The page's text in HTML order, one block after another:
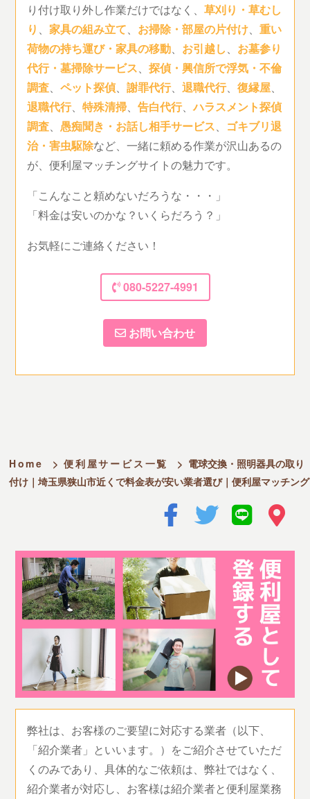
り付け取り外し作業だけではなく、草刈り・草むし
り 、家具の組み立て、 お掃除・部屋の片付け、重い
荷物の持ち運び・家具の移動、 お引越し、 お墓参り
代行・墓掃除サービス、探偵・興信所で浮気・不倫
調査、ペット探偵、謝罪代行、退職代行、復縁屋、
退職代行、特殊清掃、告白代行、ハラスメント探偵
調査、愚痴聞き・お話し相手サービス、 ゴキブリ退
治・害虫駆除など、一緒に頼める作業が沢山あるの
が、便利屋マッチングサイトの魅力です。
「こんなこと頼めないだろうな・・・」
「料金は安いのかな？いくらだろう？」
お気軽にご連絡ください！
080-5227-4991
お問い合わせ
Home > 便利屋サービス一覧 > 電球交換・照明器具の取り
付け｜埼玉県狭山市近くで料金表が安い業者選び｜便利屋マッチング
弊社は、お客様のご要望に対応する業者（以下、
「紹介業者」といいます。）をご紹介させていただ
くのみであり、具体的なご依頼は、弊社ではなく、
紹介業者が対応し、お客様は紹介業者と便利屋業務